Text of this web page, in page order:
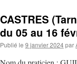
CASTRES
du 05 au 16
Publié le 9 janvier 2024par